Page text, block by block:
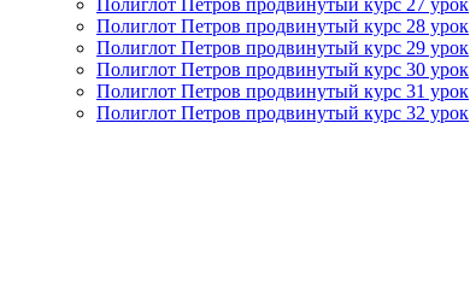
Полиглот Петров продвинутый курс 27 урок
Полиглот Петров продвинутый курс 28 урок
Полиглот Петров продвинутый курс 29 урок
Полиглот Петров продвинутый курс 30 урок
Полиглот Петров продвинутый курс 31 урок
Полиглот Петров продвинутый курс 32 урок